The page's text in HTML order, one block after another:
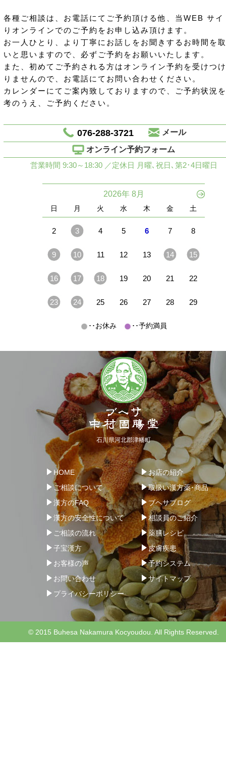
各種ご相談は、お電話にてご予約頂ける他、当WEB サイ
りオンラインでのご予約をお申し込み頂けます。
お一人ひとり、より丁寧にお話しをお聞きするお時間を
いと思いますので、必ずご予約をお願いいたします。
また、初めてご予約される方はオンライン予約を受けつ
りませんので、お電話にてお問い合わせください。
カレンダーにてご案内致しておりますので、ご予約状況
考のうえ、ご予約ください。
076-288-3721
メール
オンライン予約フォーム
営業時間 9:30～18:30 ／定休日 月曜､祝日､第2･4日曜日
2026年 8月
日 月 火 水 木 金 土
2 3 4 5 6 7 8
9 10 11 12 13 14 15
16 17 18 19 20 21 22
23 24 25 26 27 28 29
･･お休み ･･予約満員
石川県河北郡津幡町
HOME
お店の紹介
ご相談について
取扱い漢方薬･商品
漢方のFAQ
ブヘサブログ
漢方の安全性について
相談員のご紹介
ご相談の流れ
薬膳レシピ
子宝漢方
皮膚疾患
お客様の声
予約システム
お問い合わせ
サイトマップ
プライバシーポリシー
© 2015 Buhesa Nakamura Kocyoudou. All Rights Reserved.